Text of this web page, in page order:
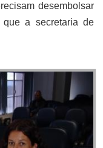
desembolsar
a secretaria de